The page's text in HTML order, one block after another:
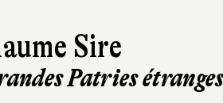
Sire
Patries